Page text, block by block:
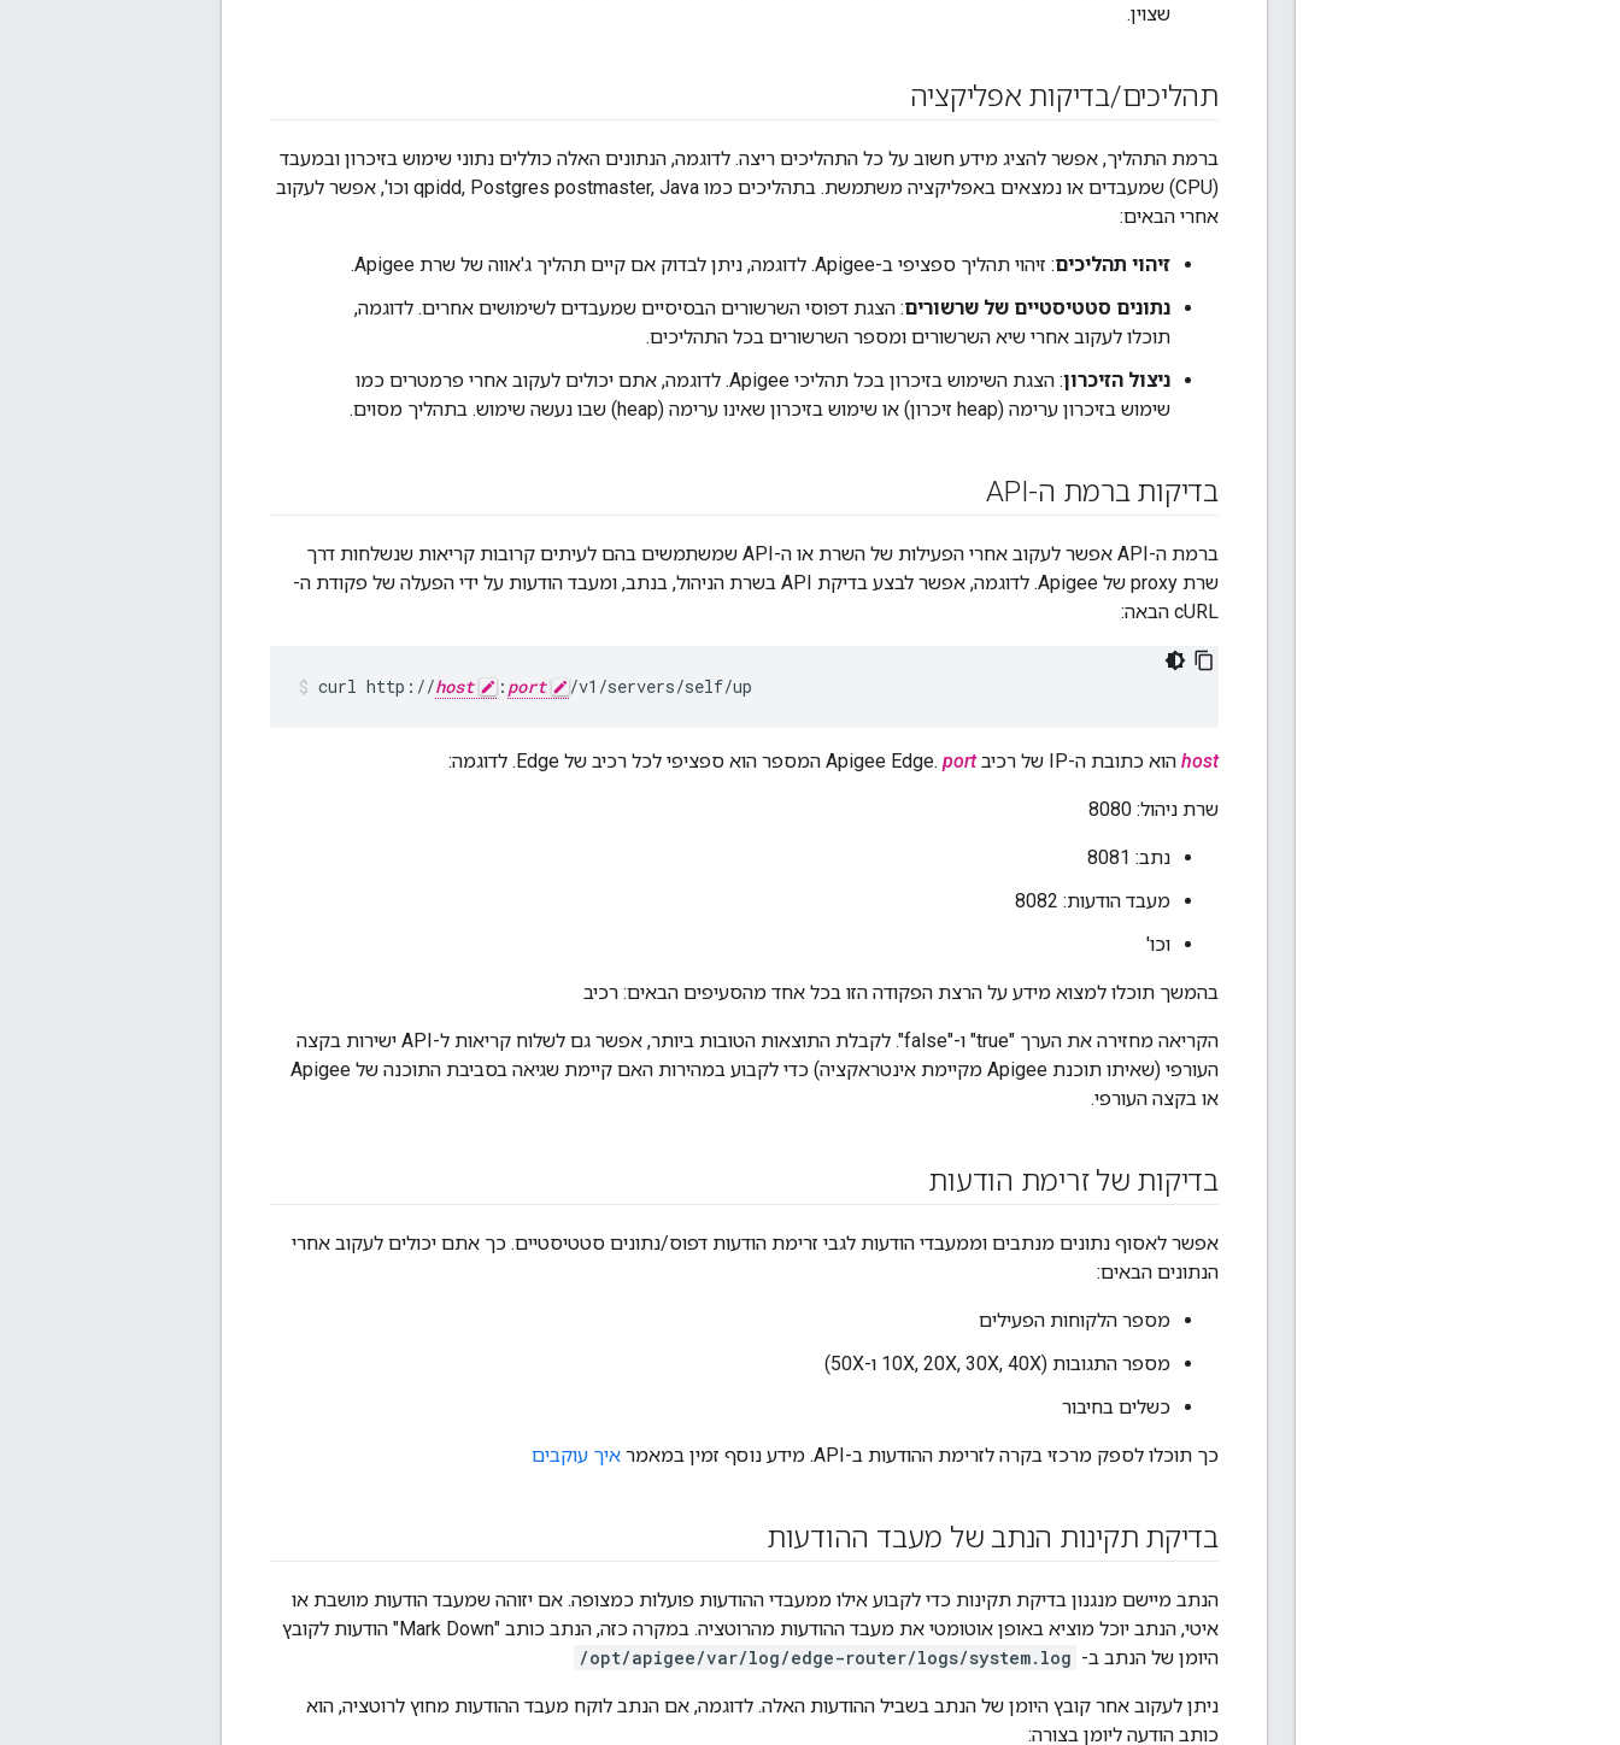
שצוין.
תהליכים/בדיקות אפליקציה
ברמת התהליך, אפשר להציג מידע חשוב על כל התהליכים ריצה. לדוגמה, הנתונים האלה כוללים נתוני שימוש בזיכרון ובמעבד
(CPU) שמעבדים או נמצאים באפליקציה משתמשת. בתהליכים כמו qpidd, Postgres postmaster, Java וכו', אפשר לעקוב
אחרי הבאים:
זיהוי תהליכים: זיהוי תהליך ספציפי ב-Apigee. לדוגמה, ניתן לבדוק אם קיים תהליך ג'אווה של שרת Apigee.
נתונים סטטיסטיים של שרשורים: הצגת דפוסי השרשורים הבסיסיים שמעבדים לשימושים אחרים. לדוגמה,
תוכלו לעקוב אחרי שיא השרשורים ומספר השרשורים בכל התהליכים.
ניצול הזיכרון
: הצגת השימוש בזיכרון בכל תהליכי Apigee. לדוגמה, אתם יכולים לעקוב אחרי פרמטרים כמו
שימוש בזיכרון ערימה (heap זיכרון) או שימוש בזיכרון שאינו ערימה (heap) שבו נעשה שימוש. בתהליך מסוים.
בדיקות ברמת ה-API
ברמת ה-API אפשר לעקוב אחרי הפעילות של השרת או ה-API שמשתמשים בהם לעיתים קרובות קריאות שנשלחות דרך
שרת proxy של Apigee. לדוגמה, אפשר לבצע בדיקת API בשרת הניהול, בנתב, ומעבד הודעות על ידי הפעלה של פקודת ה-
cURL הבאה:
curl http://host : port /v1/servers/self/up
host הוא כתובת ה-IP של רכיב Apigee Edge. port המספר הוא ספציפי לכל רכיב של Edge. לדוגמה:
שרת ניהול: 8080
נתב: 8081
מעבד הודעות: 8082
וכו'
בהמשך תוכלו למצוא מידע על הרצת הפקודה הזו בכל אחד מהסעיפים הבאים: רכיב
הקריאה מחזירה את הערך "true" ו-"false". לקבלת התוצאות הטובות ביותר, אפשר גם לשלוח קריאות ל-API ישירות בקצה
העורפי (שאיתו תוכנת Apigee מקיימת אינטראקציה) כדי לקבוע במהירות האם קיימת שגיאה בסביבת התוכנה של Apigee
או בקצה העורפי.
בדיקות של זרימת הודעות
אפשר לאסוף נתונים מנתבים וממעבדי הודעות לגבי זרימת הודעות דפוס/נתונים סטטיסטיים. כך אתם יכולים לעקוב אחרי
הנתונים הבאים:
מספר הלקוחות הפעילים
מספר התגובות (10X, 20X, 30X, 40X ו-50X)
כשלים בחיבור
כך תוכלו לספק מרכזי בקרה לזרימת ההודעות ב-API. מידע נוסף זמין במאמר איך עוקבים
בדיקת תקינות הנתב של מעבד ההודעות
הנתב מיישם מנגנון בדיקת תקינות כדי לקבוע אילו ממעבדי ההודעות פועלות כמצופה. אם יזוהה שמעבד הודעות מושבת או
איטי, הנתב יוכל מוציא באופן אוטומטי את מעבד ההודעות מהרוטציה. במקרה כזה, הנתב כותב "Mark Down" הודעות לקובץ
היומן של הנתב ב- /opt/apigee/var/log/edge-router/logs/system.log
ניתן לעקוב אחר קובץ היומן של הנתב בשביל ההודעות האלה. לדוגמה, אם הנתב לוקח מעבד ההודעות מחוץ לרוטציה, הוא
כותב הודעה ליומן בצורה: